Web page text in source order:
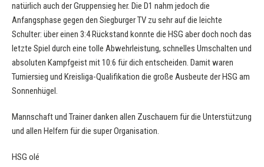
natürlich auch der Gruppensieg her. Die D1 nahm jedoch die
Anfangsphase gegen den Siegburger TV zu sehr auf die leichte
Schulter: über einen 3:4 Rückstand konnte die HSG aber doch noch das
letzte Spiel durch eine tolle Abwehrleistung, schnelles Umschalten und
absoluten Kampfgeist mit 10:6 für dich entscheiden. Damit waren
Turniersieg und Kreisliga-Qualifikation die große Ausbeute der HSG am
Sonnenhügel.
Mannschaft und Trainer danken allen Zuschauern für die Unterstützung
und allen Helfern für die super Organisation.
HSG olé